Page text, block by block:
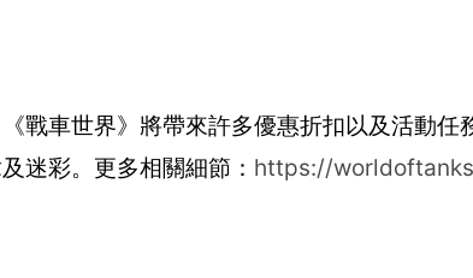
戰車世界》將帶來許多優惠折扣以及活動
迷彩。更多相關細節： https://